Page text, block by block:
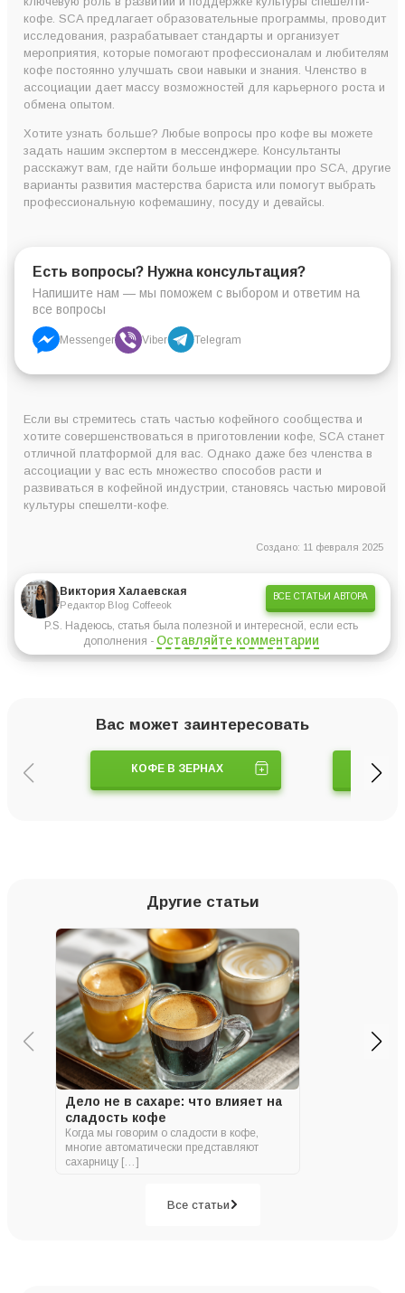
кофе. SCA предлагает образовательные программы, проводит
исследования, разрабатывает стандарты и организует
мероприятия, которые помогают профессионалам и любителям
кофе постоянно улучшать свои навыки и знания. Членство в
ассоциации дает массу возможностей для карьерного роста и
обмена опытом.
Хотите узнать больше? Любые вопросы про кофе вы можете
задать нашим экспертом в мессенджере. Консультанты
расскажут вам, где найти больше информации про SCA, другие
варианты развития мастерства бариста или помогут выбрать
профессиональную кофемашину, посуду и девайсы.
Есть вопросы? Нужна консультация?
Напишите нам — мы поможем с выбором и ответим на
все вопросы
Messenger Viber Telegram
Если вы стремитесь стать частью кофейного сообщества и
хотите совершенствоваться в приготовлении кофе, SCA станет
отличной платформой для вас. Однако даже без членства в
ассоциации у вас есть множество способов расти и
развиваться в кофейной индустрии, становясь частью мировой
культуры спешелти-кофе.
Создано: 11 февраля 2025
Виктория Халаевская
Редактор Blog Coffeeok
ВСЕ СТАТЬИ АВТОРА
P.S. Надеюсь, статья была полезной и интересной, если есть
дополнения - Оставляйте комментарии
Вас может заинтересовать
КОФЕ В ЗЕРНАХ
Другие статьи
Дело не в сахаре: что влияет на
сладость кофе
Когда мы говорим о сладости в кофе,
многие автоматически представляют
сахарницу […]
Все статьи